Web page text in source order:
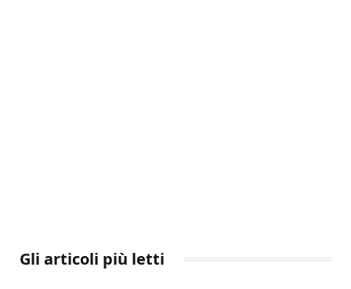
Gli articoli più letti